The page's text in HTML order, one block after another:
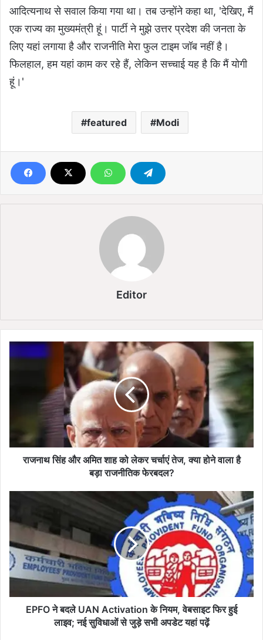
आदित्यनाथ से सवाल किया गया था। तब उन्होंने कहा था, 'देखिए, मैं
एक राज्य का मुख्यमंत्री हूं। पार्टी ने मुझे उत्तर प्रदेश की जनता के
लिए यहां लगाया है और राजनीति मेरा फुल टाइम जॉब नहीं है।
फिलहाल, हम यहां काम कर रहे हैं, लेकिन सच्चाई यह है कि मैं योगी
हूं।'
featured Modi
Editor
रा
ज
अ
ले
र
च
र्चा
राजनाथ सिंह और अमित शाह को लेकर चर्चाएं तेज, क्या होने वाला है
बड़ा राजनीतिक फेरबदल?
F
ने
ब
द
U
EPFO ने बदले UAN Activation के नियम, वेबसाइट फिर हुई
लाइव; नई सुविधाओं से जुड़े सभी अपडेट यहां पढ़ें